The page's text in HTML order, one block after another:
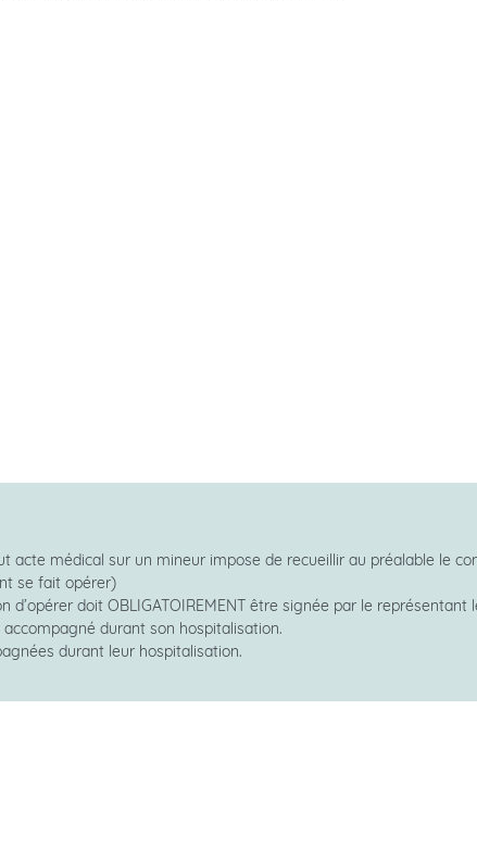
acte médical sur un mineur impose de recueillir au préalable le
se fait opérer)
d’opérer doit OBLIGATOIREMENT être signée par le
durant son hospitalisation.
durant leur hospitalisation.